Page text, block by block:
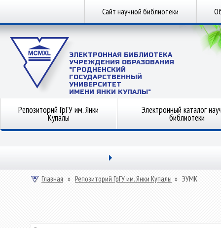
Сайт научной библиотеки
ЭЛЕКТРОННАЯ БИБЛИОТЕКА
УЧРЕЖДЕНИЯ ОБРАЗОВАНИЯ
"ГРОДНЕНСКИЙ
ГОСУДАРСТВЕННЫЙ
УНИВЕРСИТЕТ
ИМЕНИ ЯНКИ КУПАЛЫ"
Репозиторий ГрГУ им. Янки
Купалы
Электронный каталог
библиотеки
Главная » Репозиторий ГрГУ им. Янки Купалы » ЭУМК